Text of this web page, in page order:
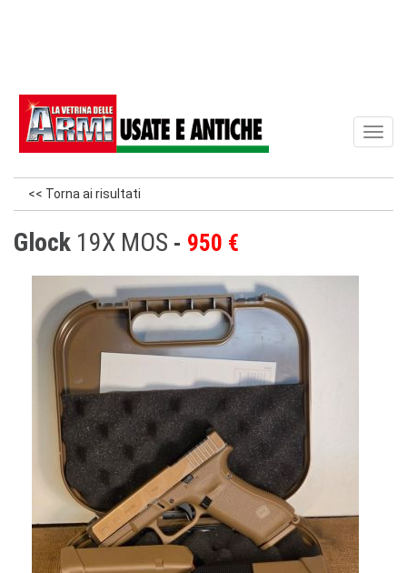
<< Torna ai risultati
Glock 19X MOS 950 €